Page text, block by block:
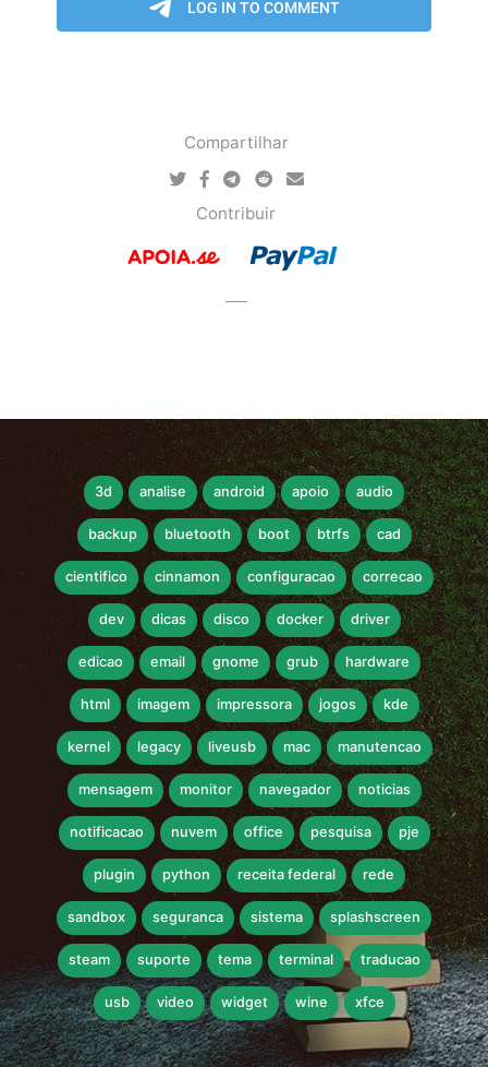
Compartilhar
Contribuir
3d analise android apoio audio
backup bluetooth boot btrfs cad
cientifico cinnamon configuracao correcao
dev dicas disco docker driver
edicao email gnome grub hardware
html imagem impressora jogos kde
kernel legacy liveusb mac manutencao
mensagem monitor navegador noticias
notificacao nuvem office pesquisa pje
plugin python receita federal rede
sandbox seguranca sistema splashscreen
steam suporte tema terminal traducao
usb video widget wine xfce